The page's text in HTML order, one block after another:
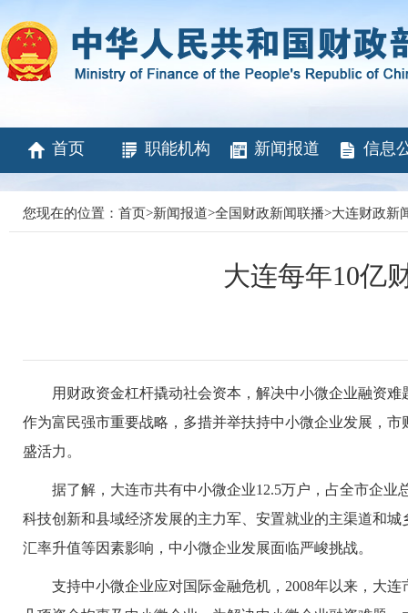
首页 职能机构 新闻报道 信息
您现在的位置： 首页>新闻报道>全国财政新闻联播>大连财政新
大连每年10亿
用财政资金杠杆撬动社会资本，解决中小微企业融资难
作为富民强市重要战略，多措并举扶持中小微企业发展，
盛活力。
据了解，大连市共有中小微企业12.5万户，占全市企业
科技创新和县域经济发展的主力军、安置就业的主渠道和
汇率升值等因素影响，中小微企业发展面临严峻挑战。
支持中小微企业应对国际金融危机，2008年以来，大连